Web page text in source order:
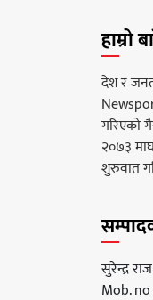
हाम्रो
देश र
गरिएको
२०७३
शुरुवात
सुरेन्द्र
Mob. no